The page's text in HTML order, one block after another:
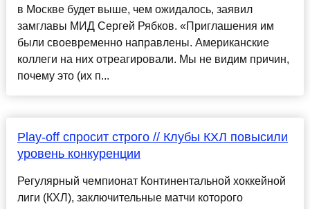
в Москве будет выше, чем ожидалось, заявил
замглавы МИД Сергей Рябков. «Приглашения им
были своевременно направлены. Американские
коллеги на них отреагировали. Мы не видим причин,
почему это (их п...
Play-off спросит строго // Клубы КХЛ повысили
уровень конкуренции
Регулярный чемпионат Континентальной хоккейной
лиги (КХЛ), заключительные матчи которого